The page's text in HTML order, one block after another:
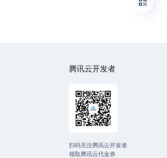
腾讯云开发者
扫码关注腾讯云开发者
领取腾讯云代金券